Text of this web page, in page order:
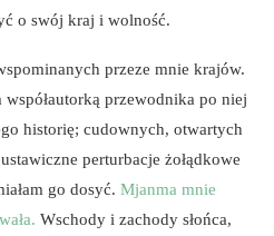
o swój kraj i wolność.
przeze mnie krajów.
przewodnika po niej
historię; cudownych, otwartych
perturbacje żołądkowe
go dosyć. Mjanma mnie
Wschody i zachody słońca,